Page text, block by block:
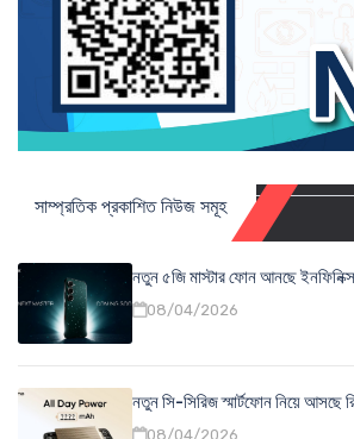
সাম্প্রতিক প্রকাশিত নিউজ সমূহ
নতুন ৫জি মাস্টার ফোন আনছে ইনফিনিক্স
08/04/2026
নতুন সি-সিরিজ স্মার্টফোন নিয়ে আসছে
08/04/2026